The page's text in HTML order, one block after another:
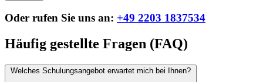
Oder rufen Sie uns an: +49 2203 1837534
Häufig gestellte Fragen (FAQ)
Welches Schulungsangebot erwartet mich bei Ihnen?